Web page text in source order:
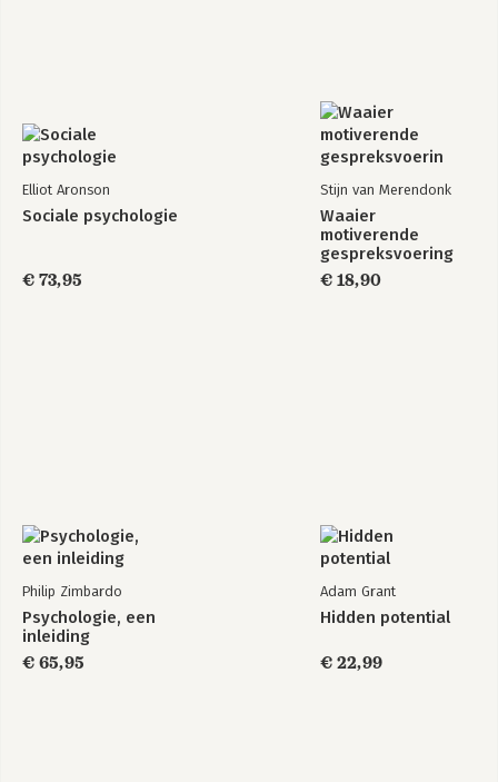
Elliot Aronson
Sociale psychologie
€ 73,95
Stijn van Merendonk
Waaier
motiverende
gespreksvoering
€ 18,90
Philip Zimbardo
Psychologie, een
inleiding
€ 65,95
Adam Grant
Hidden potential
€ 22,99